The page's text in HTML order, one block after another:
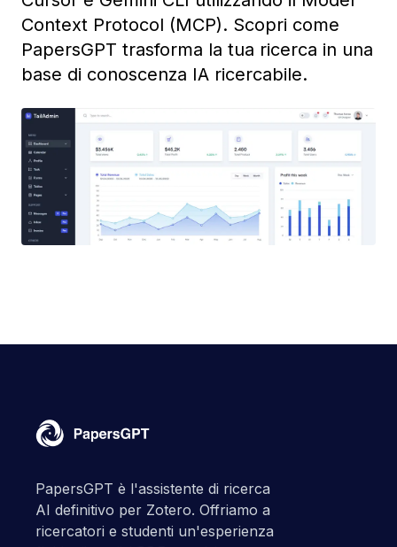
Context Protocol (MCP). Scopri come
PapersGPT trasforma la tua ricerca in una
base di conoscenza IA ricercabile.
PapersGPT è l'assistente di ricerca
AI definitivo per Zotero. Offriamo a
ricercatori e studenti un'esperienza